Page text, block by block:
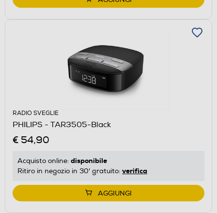
RADIO SVEGLIE
PHILIPS - TAR3505-Black
€ 54,90
Acquisto online: disponibile
Ritiro in negozio in 30' gratuito: verifica
AGGIUNGI